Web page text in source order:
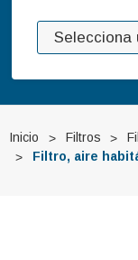
Inicio Filtros
Filtro, aire